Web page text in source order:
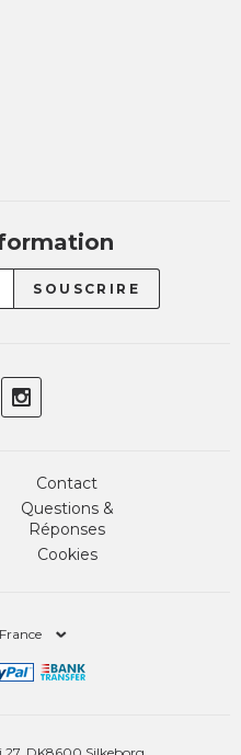
Contact
Questions &
Réponses
Cookies
France